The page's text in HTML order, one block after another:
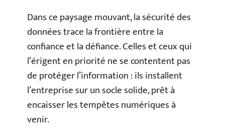
Dans ce paysage mouvant, la sécurité des
données trace la frontière entre la
confiance et la défiance. Celles et ceux qui
l’érigent en priorité ne se contentent pas
de protéger l’information : ils installent
l’entreprise sur un socle solide, prêt à
encaisser les tempêtes numériques à
venir.